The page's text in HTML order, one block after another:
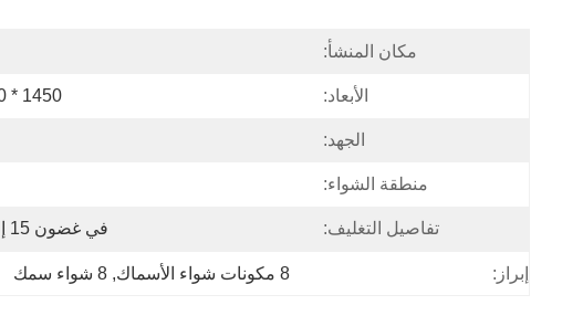
مكان المنشأ:
الأبعاد: 1450 * 830 * 1830 ملم
الجهد:
منطقة الشواء:
تفاصيل التغليف: في غضون 15 إلى 25 يوم عمل
إبراز: 8 مكونات شواء الأسماك , 8 شواء سمك